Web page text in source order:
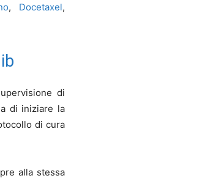
, Docetaxel,
di
di iniziare la
di cura
alla stessa